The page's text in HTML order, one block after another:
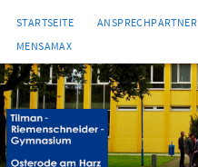
Inhalt
springen
STARTSEITE ANSPRECHPARTNER
MENSAMAX